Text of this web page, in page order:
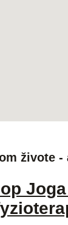
živote -